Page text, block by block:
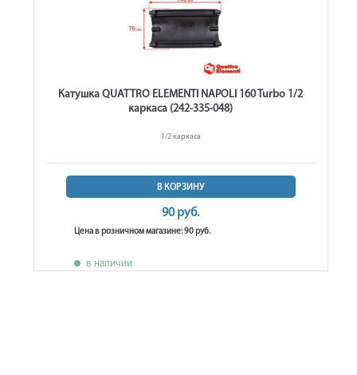
Катушка QUATTRO ELEMENTI NAPOLI 160 Turbo 1/2
каркаса (242-335-048)
1/2 каркаса
В КОРЗИНУ
90 руб.
Цена в розничном магазине: 90 руб.
в наличии